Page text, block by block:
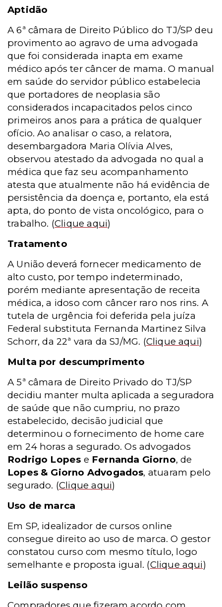
Aptidão
A 6ª câmara de Direito Público do TJ/SP deu
provimento ao agravo de uma advogada
que foi considerada inapta em exame
médico após ter câncer de mama. O manual
em saúde do servidor público estabelecia
que portadores de neoplasia são
considerados incapacitados pelos cinco
primeiros anos para a prática de qualquer
ofício. Ao analisar o caso, a relatora,
desembargadora Maria Olívia Alves,
observou atestado da advogada no qual a
médica que faz seu acompanhamento
atesta que atualmente não há evidência de
persistência da doença e, portanto, ela está
apta, do ponto de vista oncológico, para o
trabalho. (Clique aqui)
Tratamento
A União deverá fornecer medicamento de
alto custo, por tempo indeterminado,
porém mediante apresentação de receita
médica, a idoso com câncer raro nos rins. A
tutela de urgência foi deferida pela juíza
Federal substituta Fernanda Martinez Silva
Schorr, da 22ª vara da SJ/MG. (Clique aqui)
Multa por descumprimento
A 5ª câmara de Direito Privado do TJ/SP
decidiu manter multa aplicada a seguradora
de saúde que não cumpriu, no prazo
estabelecido, decisão judicial que
determinou o fornecimento de home care
em 24 horas a segurado. Os advogados
Rodrigo Lopes e Fernanda Giorno, de
Lopes & Giorno Advogados, atuaram pelo
segurado. (Clique aqui)
Uso de marca
Em SP, idealizador de cursos online
consegue direito ao uso de marca. O gestor
constatou curso com mesmo título, logo
semelhante e proposta igual. (Clique aqui)
Leilão suspenso